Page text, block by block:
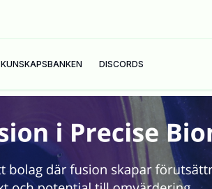
KUNSKAPSBANKEN DISCORDS